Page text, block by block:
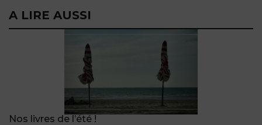
A LIRE AUSSI
Nos livres de l’été !